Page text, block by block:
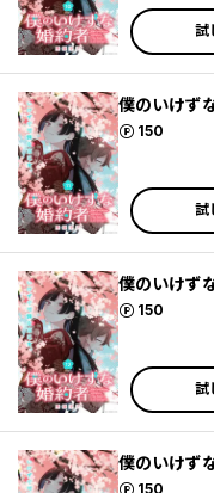
試
僕のいけず
150
ポイント
試
僕のいけず
150
ポイント
試
僕のいけず
150
ポイント